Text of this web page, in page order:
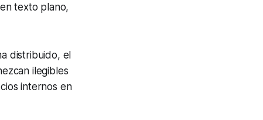
texto plano,
distribuido, el
ilegibles
internos en